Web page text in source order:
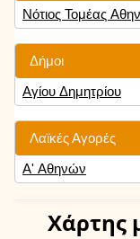
Νότιος Τομέας
Δήμοι
Αγίου Δημητρίου
Λαϊκές Αγορές
Α' Αθηνών
Χάρτης